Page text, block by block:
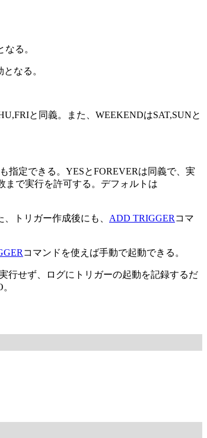
る。
なる。
と同義。また、WEEKENDはSAT,SUNと
指定できる。YESとFOREVERは同義で、実
まで実行を許可する。デフォルトは
トリガー作成後にも、 ADD TRIGGER コマ
コマンドを使えば手動で起動できる。
行せず、ログにトリガーの起動を記録するだ